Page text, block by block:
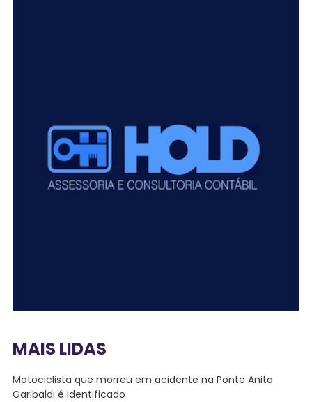
MAIS LIDAS
Motociclista que morreu em acidente na Ponte Anita
Garibaldi é identificado